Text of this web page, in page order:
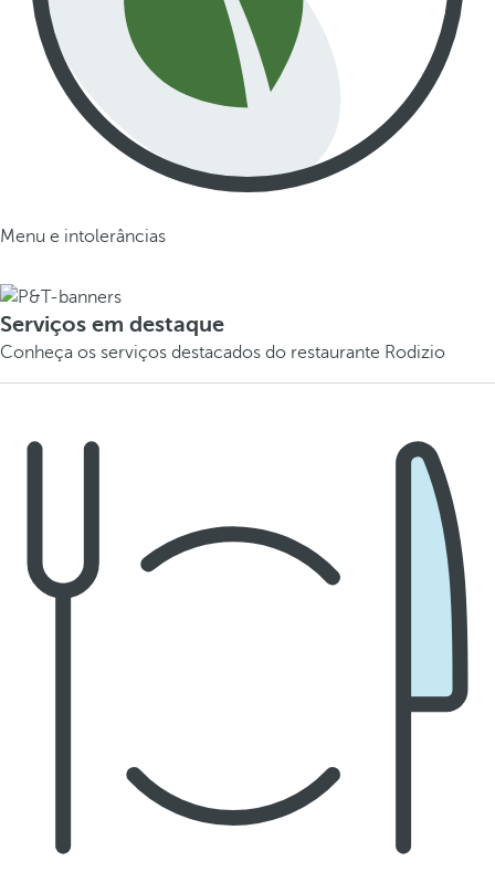
Menu e intolerâncias
Serviços em destaque
Conheça os serviços destacados do restaurante Rodizio